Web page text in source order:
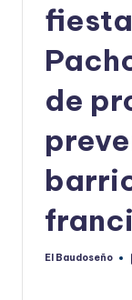
de
Publicado
El Baudoseño